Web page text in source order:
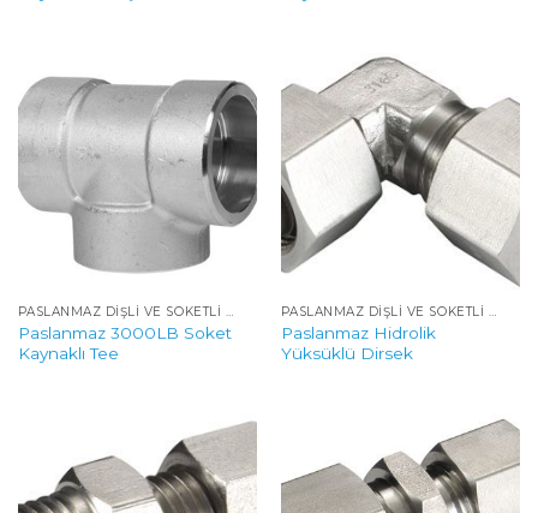
PASLANMAZ DIŞLI VE SOKETLI YÜKSEK BASINÇLI FITTINGS
Paslanmaz 3000LB Soket
Kaynaklı Tee
PASLANMAZ DIŞLI VE SOKETLI YÜKSEK BASINÇLI FITTINGS
Paslanmaz Hidrolik
Yüksüklü Dirsek